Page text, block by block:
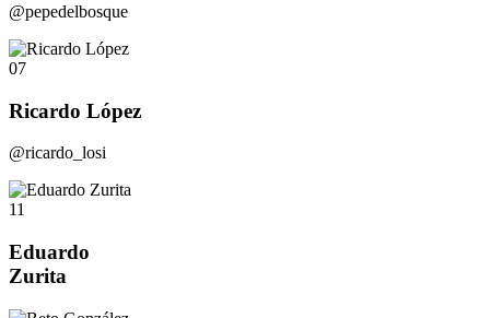
@pepedelbosque
07
Ricardo López
@ricardo_losi
11
Eduardo
Zurita